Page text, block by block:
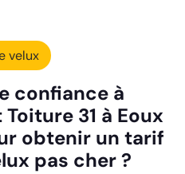
velux
confiance à
31 à Eoux
obtenir un tarif
pas cher ?